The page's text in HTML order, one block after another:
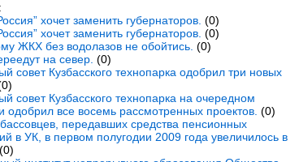
хочет заменить губернаторов. (0)
хочет заменить губернаторов. (0)
ЖКХ без водолазов не обойтись. (0)
на север. (0)
совет Кузбасского технопарка одобрил три новых
совет Кузбасского технопарка на очередном
одобрил все восемь рассмотренных проектов. (0)
передавших средства пенсионных
в УК, в первом полугодии 2009 года увеличилось в
(0)